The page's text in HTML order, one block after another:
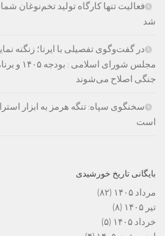
فعالیت تنها کارگاه تولید تخم‌نوغان
شد
در گفت‌وگوی تفصیلی با ایرنا؛ زنگنه
مجلس
جنگی اصلاح می‌شوند
سخنگوی سپاه: تنگه هرمز به ابزار
است
بایگانی تاریخ خورشیدی
مرداد ۱۴۰۵
(۸۲)
تیر ۱۴۰۵
(۸)
خرداد ۱۴۰۵
(۵)